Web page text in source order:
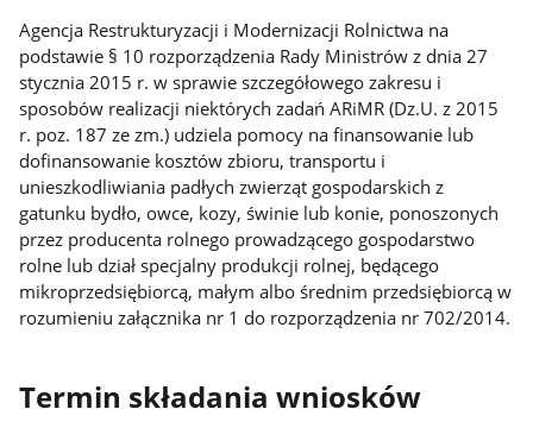
Agencja Restrukturyzacji i Modernizacji Rolnictwa na
podstawie § 10 rozporządzenia Rady Ministrów z dnia 27
stycznia 2015 r. w sprawie szczegółowego zakresu i
sposobów realizacji niektórych zadań ARiMR (Dz.U. z 2015
r. poz. 187 ze zm.) udziela pomocy na finansowanie lub
dofinansowanie kosztów zbioru, transportu i
unieszkodliwiania padłych zwierząt gospodarskich z
gatunku bydło, owce, kozy, świnie lub konie, ponoszonych
przez producenta rolnego prowadzącego gospodarstwo
rolne lub dział specjalny produkcji rolnej, będącego
mikroprzedsiębiorcą, małym albo średnim przedsiębiorcą w
rozumieniu załącznika nr 1 do rozporządzenia nr 702/2014.
Termin składania wniosków